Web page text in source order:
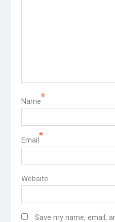
Name*
Email*
Website
Save my name, email,